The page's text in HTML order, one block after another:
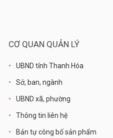
CƠ QUAN QUẢN LÝ
UBND tỉnh Thanh Hóa
Sở, ban, ngành
UBND xã, phường
Thông tin liên hệ
Bản tự công bố sản phẩm